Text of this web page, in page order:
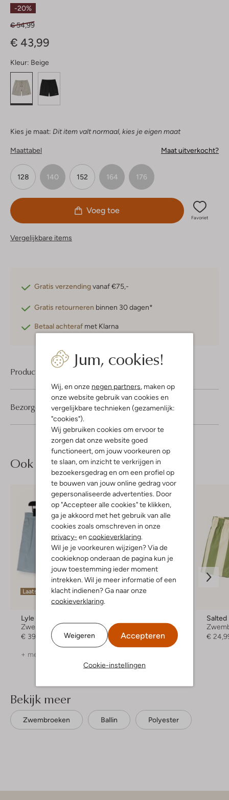
Jum, cookies!
Wij, en onze negen partners, maken op
onze website gebruik van cookies en
vergelijkbare technieken (gezamenlijk:
"cookies").
Wij gebruiken cookies om ervoor te
zorgen dat onze website goed
functioneert, om jouw voorkeuren op
te slaan, om inzicht te verkrijgen in
bezoekersgedrag en om een profiel op
te bouwen van jouw online gedrag voor
gepersonaliseerde advertenties. Door
op "Accepteer alle cookies" te klikken,
ga je akkoord met het gebruik van alle
cookies zoals omschreven in onze
privacy- en cookieverklaring.
Wil je je voorkeuren wijzigen? Via de
cookieknop onderaan de pagina kun je
jouw toestemming ieder moment
intrekken. Wil je meer informatie of een
klacht indienen? Ga naar onze
cookieverklaring.
Weigeren Accepteren
Cookie-instellingen
-20%
€ 54,99
€ 43,99
Kleur: Beige
Kies je maat: Dit item valt normaal, kies je eigen maat
Maattabel Maat uitverkocht?
128 140 152 164 176
Voeg toe
Favoriet
Vergelijkbare items
Gratis verzendingvanaf €75,-
Gratis retourneren binnen 30 dagen*
Betaal achteraf met Klarna
Product informatie
Bezorgen & retourneren
Ook iets voor jou?
Laatste items
Lyle & Scott
Zwembroek
€ 39,99
+ meer kleuren
Laatste item
Zwembroek
€ 59,99 € 41,99
€
Bekijk meer
Zwembroeken Ballin Polyester